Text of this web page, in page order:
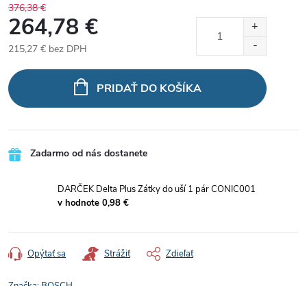
376,38 €
264,78 €
215,27 € bez DPH
cena:
PRIDAŤ DO KOŠÍKA
Zadarmo od nás dostanete
DARČEK Delta Plus Zátky do uší 1 pár CONIC001
v hodnote 0,98 €
Opýtať sa Strážiť Zdieľať